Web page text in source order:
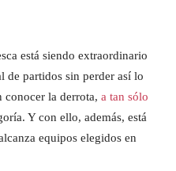
está siendo extraordinario
de partidos sin perder así lo
conocer la derrota, a tan sólo
Y con ello, además, está
equipos elegidos en